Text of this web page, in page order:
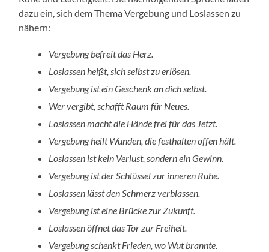
dazu ein, sich dem Thema Vergebung und Loslassen zu
nähern:
Vergebung befreit das Herz.
Loslassen heißt, sich selbst zu erlösen.
Vergebung ist ein Geschenk an dich selbst.
Wer vergibt, schafft Raum für Neues.
Loslassen macht die Hände frei für das Jetzt.
Vergebung heilt Wunden, die festhalten offen hält.
Loslassen ist kein Verlust, sondern ein Gewinn.
Vergebung ist der Schlüssel zur inneren Ruhe.
Loslassen lässt den Schmerz verblassen.
Vergebung ist eine Brücke zur Zukunft.
Loslassen öffnet das Tor zur Freiheit.
Vergebung schenkt Frieden, wo Wut brannte.